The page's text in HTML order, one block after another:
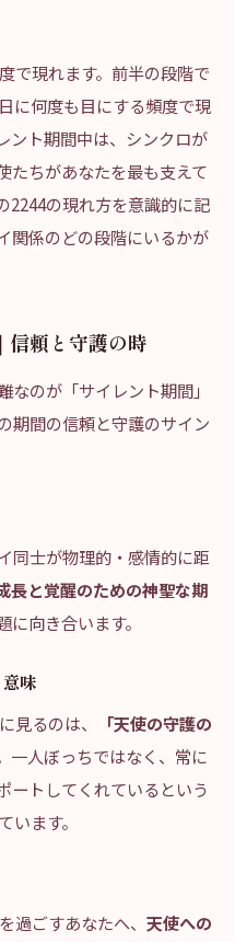
で現れます。前半の段階で
に何度も目にする頻度で現
ント期間中は、シンクロが
たちがあなたを最も支えて
2244の現れ方を意識的に記
関係のどの段階にいるかが
信頼と守護の時
のが「サイレント期間」
期間の信頼と守護のサイン
同士が物理的・感情的に距
長と覚醒のための神聖な期
向き合います。
味
見るのは、
「天使の守護の
一人ぼっちではなく、常に
ートしてくれているという
ます。
過ごすあなたへ、 天使への